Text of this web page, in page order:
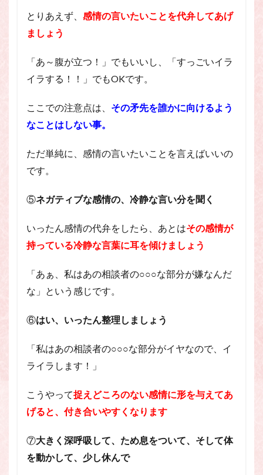
とりあえず、 感情の言いたいことを代弁してあげ
ましょう
「あ～腹が立つ！」でもいいし、「すっごいイラ
イラする！！」でもOKです。
ここでの注意点は、 その矛先を誰かに向けるよう
なことはしない事。
ただ単純に、感情の言いたいことを言えばいいの
です。
⑤ネガティブな感情の、冷静な言い分を聞く
いったん感情の代弁をしたら、あとはその感情が
持っている冷静な言葉に耳を傾けましょう
「あぁ、私はあの相談者の○○○な部分が嫌なんだ
な」という感じです。
⑥はい、いったん整理しましょう
「私はあの相談者の○○○な部分がイヤなので、イ
ライラします！」
こうやって捉えどころのない感情に形を与えてあ
げると、付き合いやすくなります
⑦大きく深呼吸して、ため息をついて、そして体
を動かして、少し休んで